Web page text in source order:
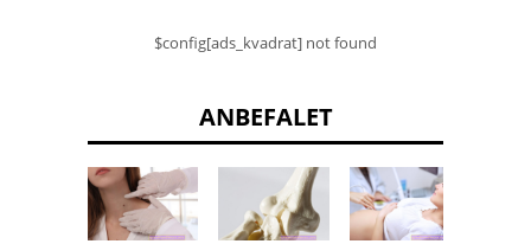
$config[ads_kvadrat] not found
ANBEFALET